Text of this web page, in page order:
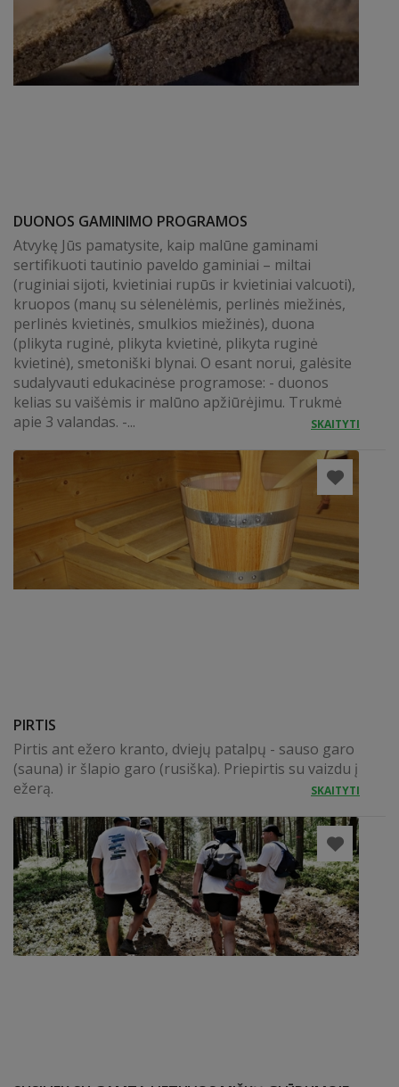
DUONOS GAMINIMO PROGRAMOS
Atvykę Jūs pamatysite, kaip malūne gaminami
sertifikuoti tautinio paveldo gaminiai – miltai
(ruginiai sijoti, kvietiniai rupūs ir kvietiniai valcuoti),
kruopos (manų su sėlenėlėmis, perlinės miežinės,
perlinės kvietinės, smulkios miežinės), duona
(plikyta ruginė, plikyta kvietinė, plikyta ruginė
kvietinė), smetoniški blynai. O esant norui, galėsite
sudalyvauti edukacinėse programose: - duonos
kelias su vaišėmis ir malūno apžiūrėjimu. Trukmė
apie 3 valandas. -...
SKAITYTI
PIRTIS
Pirtis ant ežero kranto, dviejų patalpų - sauso garo
(sauna) ir šlapio garo (rusiška). Priepirtis su vaizdu į
ežerą.
SKAITYTI